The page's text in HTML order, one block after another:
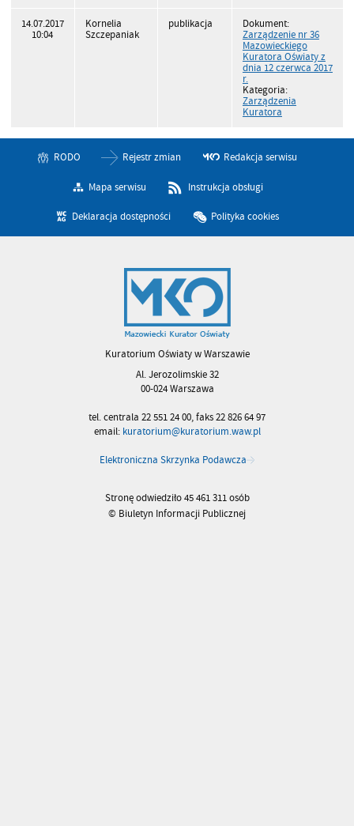
14.07.2017
10:04
Kornelia
Szczepaniak
publikacja
Dokument:
Zarządzenie nr 36
Mazowieckiego
Kuratora Oświaty z
dnia 12 czerwca 2017
r.
Kategoria:
Zarządzenia
Kuratora
RODO Rejestr zmian Redakcja serwisu
Mapa serwisu Instrukcja obsługi
Deklaracja dostępności Polityka cookies
Kuratorium Oświaty w Warszawie
Al. Jerozolimskie 32
00-024 Warszawa
tel. centrala 22 551 24 00, faks 22 826 64 97
email: kuratorium@kuratorium.waw.pl
Elektroniczna Skrzynka Podawcza
Stronę odwiedziło 45 461 311 osób
© Biuletyn Informacji Publicznej